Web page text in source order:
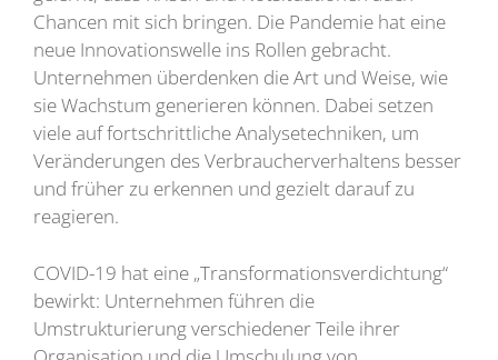
Chancen mit sich bringen. Die Pandemie hat eine
neue Innovationswelle ins Rollen gebracht.
Unternehmen überdenken die Art und Weise, wie
sie Wachstum generieren können. Dabei setzen
viele auf fortschrittliche Analysetechniken, um
Veränderungen des Verbraucherverhaltens besser
und früher zu erkennen und gezielt darauf zu
reagieren.
COVID-19 hat eine „Transformationsverdichtung“
bewirkt: Unternehmen führen die
Umstrukturierung verschiedener Teile ihrer